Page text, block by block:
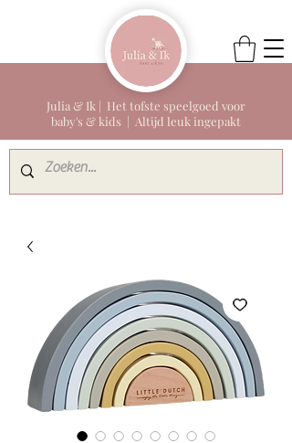
Julia & Ik | Het tofste speelgoed voor
baby's & kids | Altijd leuk ingepakt